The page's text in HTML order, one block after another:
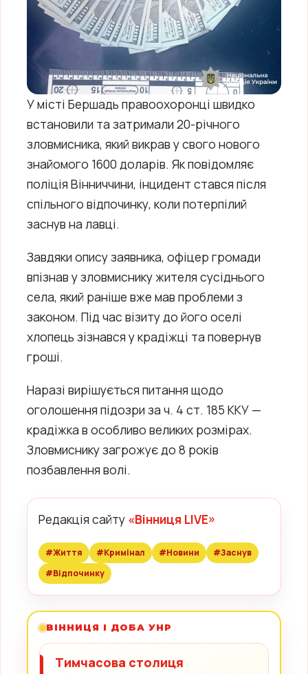
У місті Бершадь правоохоронці швидко
встановили та затримали 20-річного
зловмисника, який викрав у свого нового
знайомого 1600 доларів. Як повідомляє
поліція Вінниччини, інцидент стався після
спільного відпочинку, коли потерпілий
заснув на лавці.
Завдяки опису заявника, офіцер громади
впізнав у зловмиснику жителя сусіднього
села, який раніше вже мав проблеми з
законом. Під час візиту до його оселі
хлопець зізнався у крадіжці та повернув
гроші.
Наразі вирішується питання щодо
оголошення підозри за ч. 4 ст. 185 ККУ —
крадіжка в особливо великих розмірах.
Зловмиснику загрожує до 8 років
позбавлення волі.
Редакція сайту «Вінниця LIVE»
#Життя #Кримінал #Новини
#Заснув
#Відпочинку
ВІННИЦЯ І ДОБА УНР
Тимчасова столиця